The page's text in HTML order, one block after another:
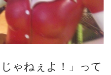
ゃねぇよ！」って